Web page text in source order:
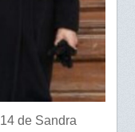
de Sandra